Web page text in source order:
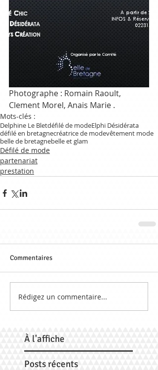
Photographe : Romain Raoult,
Clement Morel, Anais Marie .
Mots-clés :
Delphine Le Bletdéfilé de modeElphi Désidérata
défilé en bretagnecréatrice de modevêtement mode
belle de bretagnebelle et glam
Défilé de mode
partenariat
prestation
Commentaires
Rédigez un commentaire...
À l'affiche
Posts récents